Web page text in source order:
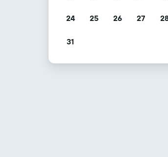
24 25 26 27
31